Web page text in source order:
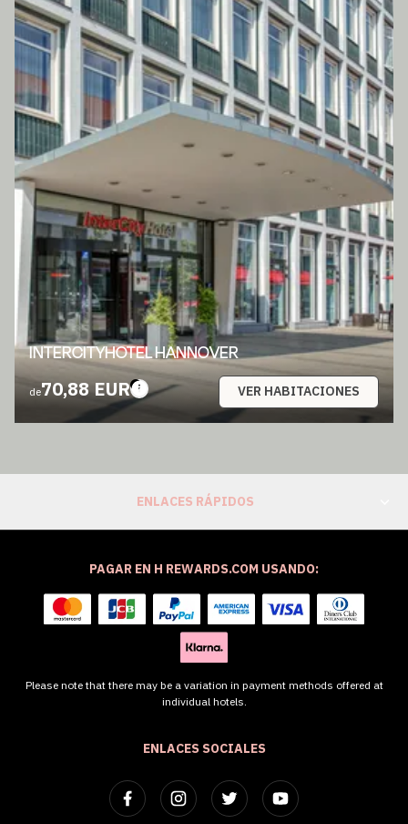
INTERCITYHOTEL HANNOVER
de70,88 EUR VER HABITACIONES
ENLACES RÁPIDOS
ENLACES SOCIALES
PAGAR EN H REWARDS.COM USANDO:
Please note that there may be a variation in payment methods offered at
individual hotels.